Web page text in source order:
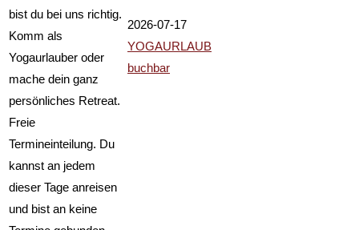
bist du bei uns richtig.
Komm als
Yogaurlauber oder
mache dein ganz
persönliches Retreat.
Freie
Termineinteilung. Du
kannst an jedem
dieser Tage anreisen
und bist an keine
2026-07-17
YOGAURLAUB
buchbar